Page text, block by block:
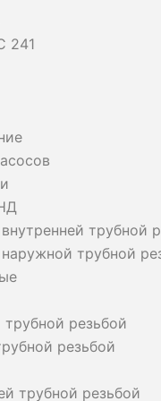
241
трубной
трубной
резьбой
резьбой
трубной резьбой